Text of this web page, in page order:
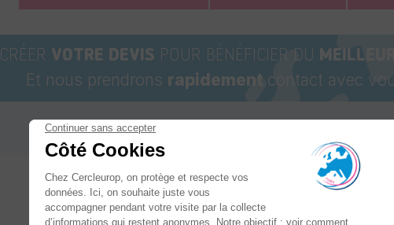
CRÉER VOTRE DEVIS POUR BÉNÉFICIER DU
Et nous prendrons rapidement contact avec
Couleur
Incolore